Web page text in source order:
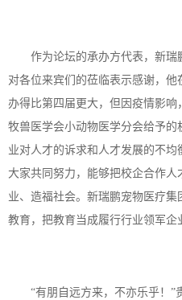
作为论坛的承办方代表，新
对各位来宾们的莅临表示感谢，
办得比第四届更大，但因疫情影
牧兽医学会小动物医学分会给予
业对人才的诉求和人才发展的不均
大家共同努力，能够把校企合作
业、造福社会。新瑞鹏宠物医疗
教育，把教育当成履行行业领军企
“有朋自远方来，不亦乐乎！